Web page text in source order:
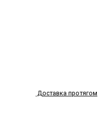
Доставка протягом